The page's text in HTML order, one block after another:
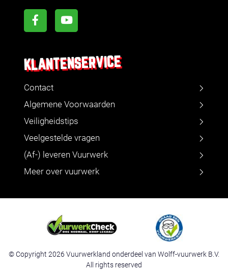
KLANTENSERVICE
Contact
Algemene Voorwaarden
Veiligheidstips
Veelgestelde vragen
(Af-) leveren Vuurwerk
Meer over vuurwerk
© Copyright 2026 Vuurwerkland onderdeel van Wolff-vuurwerk B.V.
All rights reserved